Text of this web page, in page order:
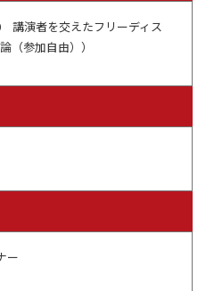
講演者を交えたフリーディス
（参加自由））
ー